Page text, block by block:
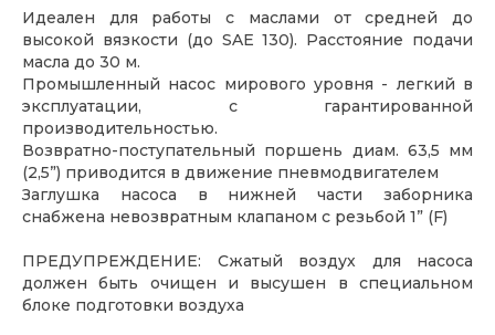
Идеален для работы с маслами от средней до
высокой вязкости (до SAE 130). Расстояние подачи
масла до 30 м.
Промышленный насос мирового уровня - легкий в
эксплуатации, с гарантированной
производительностью.
Возвратно-поступательный поршень диам. 63,5 мм
(2,5”) приводится в движение пневмодвигателем
Заглушка насоса в нижней части заборника
снабжена невозвратным клапаном с резьбой 1” (F)
ПРЕДУПРЕЖДЕНИЕ: Сжатый воздух для насоса
должен быть очищен и высушен в специальном
блоке подготовки воздуха